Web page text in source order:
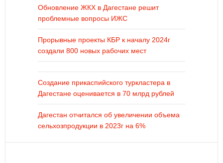
Обновление ЖКХ в Дагестане решит
проблемные вопросы ИЖС
Прорывные проекты КБР к началу 2024г
создали 800 новых рабочих мест
Создание прикаспийского туркластера в
Дагестане оценивается в 70 млрд рублей
Дагестан отчитался об увеличении объема
сельхозпродукции в 2023г на 6%